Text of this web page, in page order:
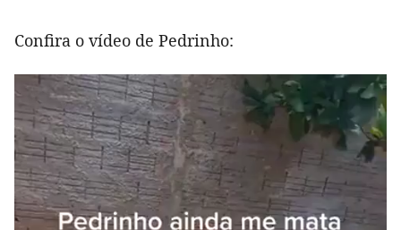
Confira o vídeo de Pedrinho: